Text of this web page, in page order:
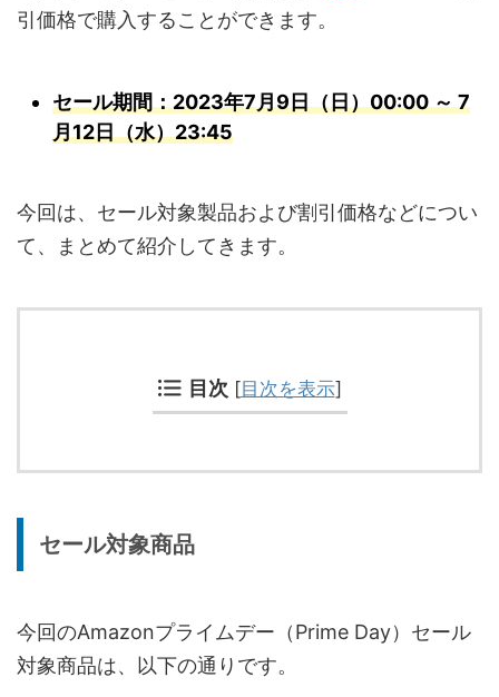
引価格で購入することができます。
セール期間：2023年7月9日（日）00:00 ～ 7
月12日（水）23:45
今回は、セール対象製品および割引価格などについ
て、まとめて紹介してきます。
目次 [目次を表示]
セール対象商品
今回のAmazonプライムデー（Prime Day）セール
対象商品は、以下の通りです。